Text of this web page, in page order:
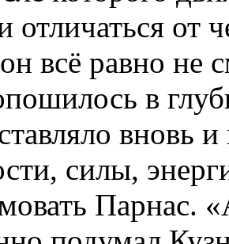
отличаться от
всё равно не
в
вновь
силы,
Парнас.